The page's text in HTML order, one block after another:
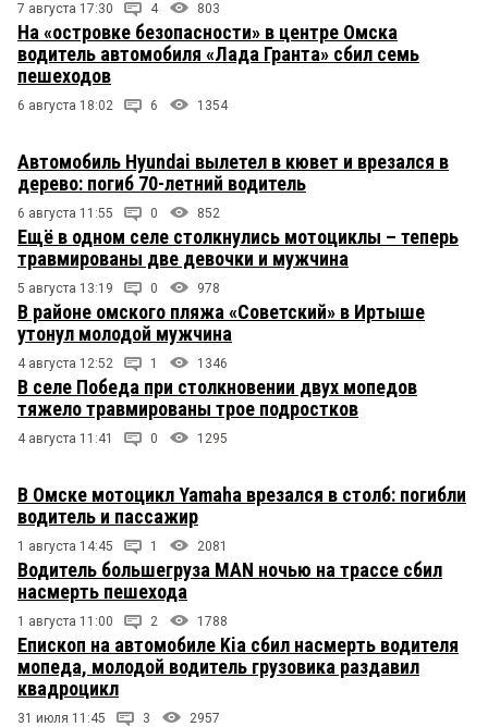
7 августа 17:30 4 803
На «островке безопасности» в центре Омска
водитель автомобиля «Лада Гранта» сбил семь
пешеходов
6 августа 18:02 6 1354
Автомобиль Hyundai вылетел в кювет и врезался в
дерево: погиб 70-летний водитель
6 августа 11:55 0 852
Ещё в одном селе столкнулись мотоциклы – теперь
травмированы две девочки и мужчина
5 августа 13:19 0 978
В районе омского пляжа «Советский» в Иртыше
утонул молодой мужчина
4 августа 12:52 1 1346
В селе Победа при столкновении двух мопедов
тяжело травмированы трое подростков
4 августа 11:41 0 1295
В Омске мотоцикл Yamaha врезался в столб: погибли
водитель и пассажир
1 августа 14:45 1 2081
Водитель большегруза MAN ночью на трассе сбил
насмерть пешехода
1 августа 11:00 2 1788
Епископ на автомобиле Kia сбил насмерть водителя
мопеда, молодой водитель грузовика раздавил
квадроцикл
31 июля 11:45 3 2957